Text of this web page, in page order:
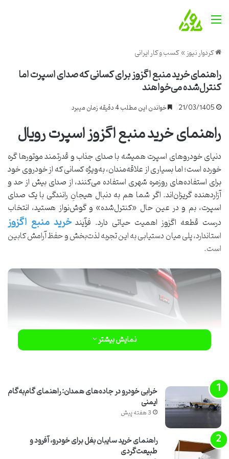
منو
کردوار نیوز»کسب و کار ایرانی
راهنمای خرید منبع اگزوز برای کسانی که صدای اسپرت اما
کنترل‌شده می‌خواهند
21/03/1405 خواندن این مطلب 4 دقیقه زمان میبرد
راهنمای خرید منبع اگزوز اسپرت رویال
دنیای خودروهای اسپرت همیشه با صدای جذاب و قدرتمند موتورها گره
خورده است؛ اما بسیاری از علاقه‌مندان، به‌ویژه کسانی که از خودروی خود
برای استفاده‌های روزمره شهری استفاده می‌کنند، از صدای بیش از حد و
آزاردهنده گریزان‌اند. اگر شما هم به دنبال هیجانِ رانندگی با یک صدای
اسپرت، بم و در عین حال «کنترل‌شده» و گوش‌نواز هستید، انتخاب
درست قطعه اگزوز اهمیت حیاتی دارد. فرآیندخرید منبع اگزوز
استاندارد، پلی میان دستیابی به این تجربه لذت‌بخش و حفظ آرامش کابین
است.
نمایش بیشتر
خرابی خودرو در جاده‌های همدان: راهنمای گام‌به‌گام
ایمنی
3 هفته پیش
راهنمای خرید سایبان بغل برای خودرو، آفرود و
طبیعت‌گردی